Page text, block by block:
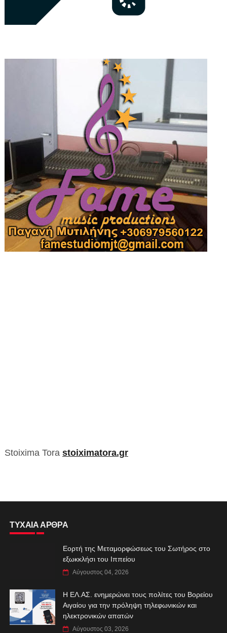
Stoixima Tora stoiximatora.gr
ΤΥΧΑΙΑ ΑΡΘΡΑ
Εορτή της Μεταμορφώσεως του Σωτήρος στο
εξωκκλήσι του Ιππείου
Αύγουστος 04, 2026
Η ΕΛ.ΑΣ. ενημερώνει τους πολίτες του Βορείου
Αιγαίου για την πρόληψη τηλεφωνικών και
ηλεκτρονικών απατών
Αύγουστος 03, 2026